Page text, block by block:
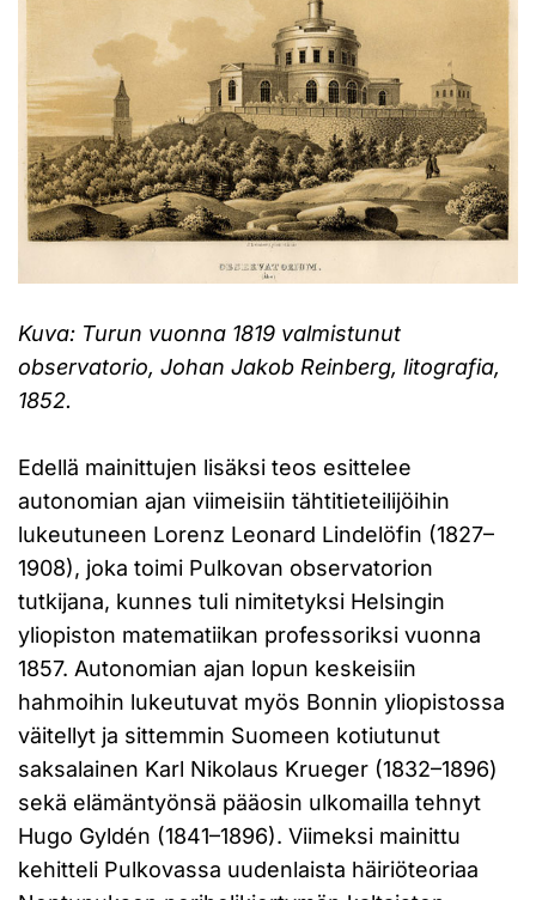
Kuva: Turun vuonna 1819 valmistunut
observatorio, Johan Jakob Reinberg, litografia,
1852.
Edellä mainittujen lisäksi teos esittelee
autonomian ajan viimeisiin tähtitieteilijöihin
lukeutuneen Lorenz Leonard Lindelöfin (1827–
1908), joka toimi Pulkovan observatorion
tutkijana, kunnes tuli nimitetyksi Helsingin
yliopiston matematiikan professoriksi vuonna
1857. Autonomian ajan lopun keskeisiin
hahmoihin lukeutuvat myös Bonnin yliopistossa
väitellyt ja sittemmin Suomeen kotiutunut
saksalainen Karl Nikolaus Krueger (1832–1896)
sekä elämäntyönsä pääosin ulkomailla tehnyt
Hugo Gyldén (1841–1896). Viimeksi mainittu
kehitteli Pulkovassa uudenlaista häiriöteoriaa